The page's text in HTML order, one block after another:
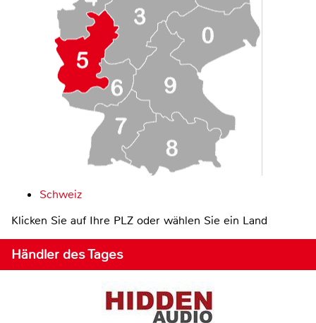
Schweiz
Klicken Sie auf Ihre PLZ oder wählen Sie ein Land
Händler des Tages